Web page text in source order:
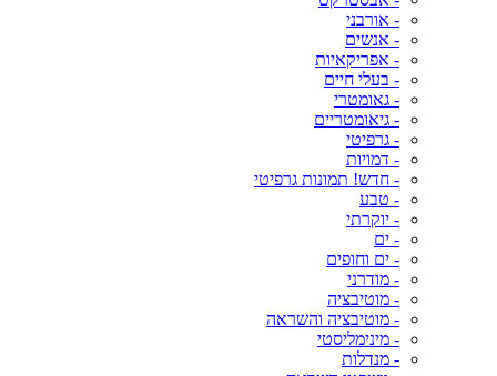
- אורבני
- אנשים
- אפריקאיות
- בעלי חיים
- גאומטרי
- גיאומטריים
- גרפיטי
- דמויות
- חדש! תמונות גרפיטי
- טבע
- יוקרתי
- ים
- ים וחופים
- מודרני
- מוטיבציה
- מוטיבציה והשראה
- מינימליסטי
- מנדלות